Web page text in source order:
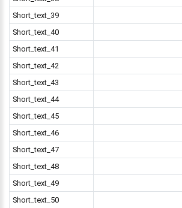
Short_text_39
Short_text_40
Short_text_41
Short_text_42
Short_text_43
Short_text_44
Short_text_45
Short_text_46
Short_text_47
Short_text_48
Short_text_49
Short_text_50